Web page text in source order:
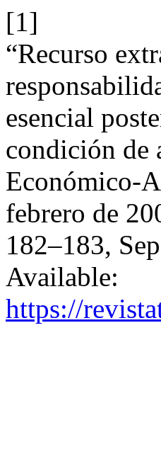
[1]
“Recurso
esencial
condición de
Económico-
febrero de
182–183,
Available:
https://